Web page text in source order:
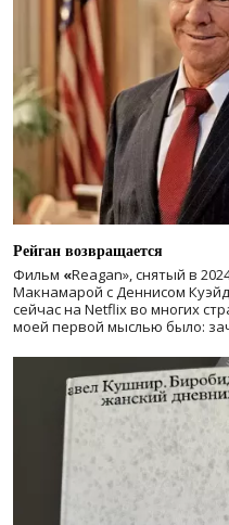
Рейган возвращается
Фильм «Reagan», снятый в
Макнамарой с Деннисом
сейчас на Netflix во многих
моей первой мыслью было: